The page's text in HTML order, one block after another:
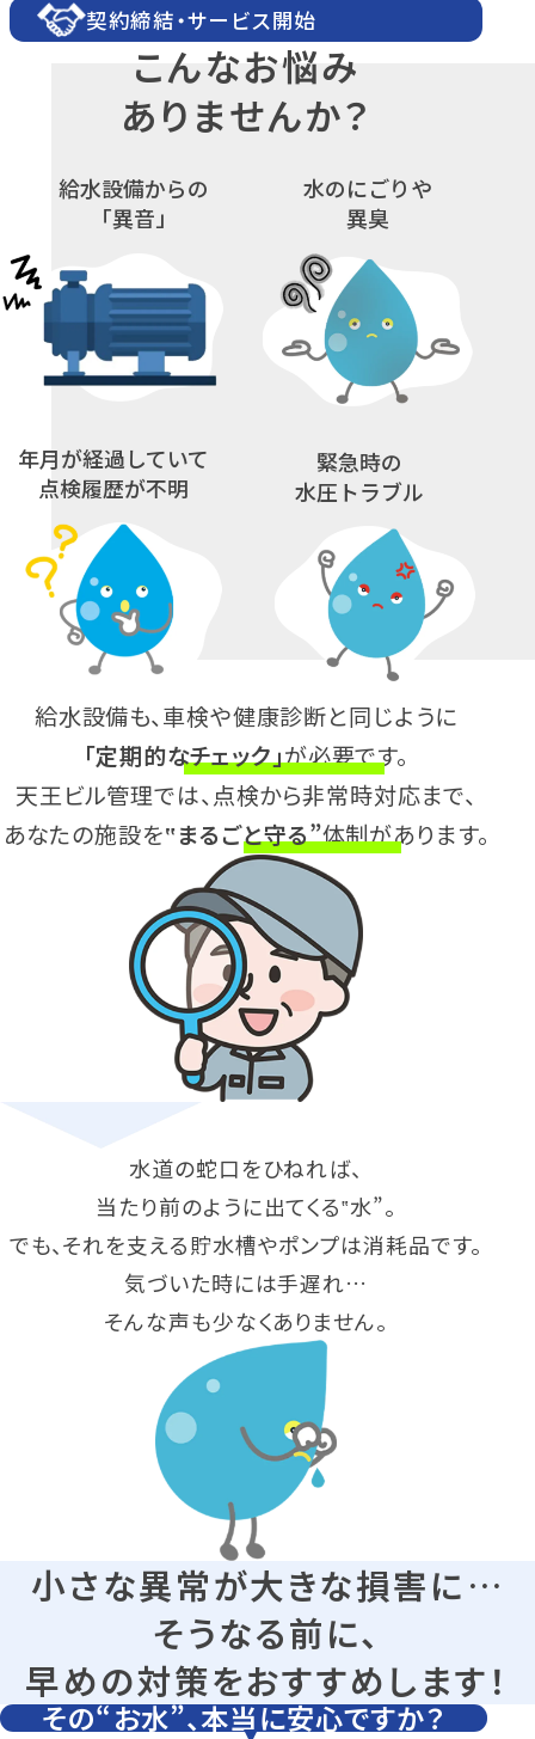
契約締結・サービス開始
こんなお悩み
ありませんか？
給⽔設備からの
「異音」
水のにごりや
異臭
年月が経過していて
点検履歴が不明
緊急時の
水圧トラブル
給水設備も、車検や健康診断と同じように
「定期的なチェック」が必要です。
天王ビル管理では、点検から非常時対応まで、
あなたの施設を‟まるごと守る”体制があります。
水道の蛇口をひねれば、
当たり前のように出てくる‟水”。
でも、それを支える貯水槽やポンプは消耗品です。
気づいた時には手遅れ…
そんな声も少なくありません。
小さな異常が大きな損害に…
そうなる前に、
早めの対策をおすすめします！
その“お水”、本当に安心ですか？